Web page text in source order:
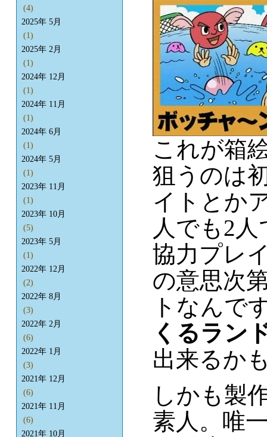
これが箱
狙うのは
イトとか
人でも2
協力プレ
の意思次
トなんで
くるラン
出来るか
しかも製
素人。唯
(4)
2025年 5月
(1)
2025年 2月
(1)
2024年 12月
(1)
2024年 11月
(1)
2024年 6月
(1)
2024年 5月
(1)
2023年 11月
(1)
2023年 10月
(5)
2023年 5月
(1)
2022年 12月
(2)
2022年 8月
(3)
2022年 2月
(6)
2022年 1月
(3)
2021年 12月
(6)
2021年 11月
(6)
2021年 10月